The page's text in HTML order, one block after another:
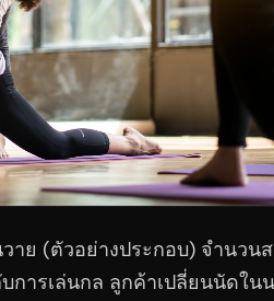
ย (ตัวอย่างประกอบ) จำนวน
การเล่นกล ลูกค้าเปลี่ยนนัดใ